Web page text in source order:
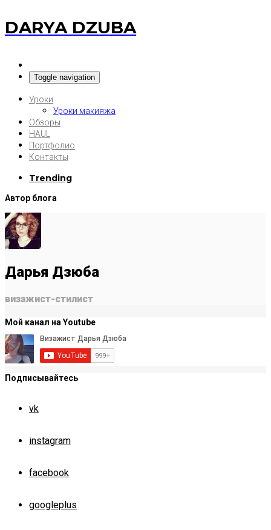
DARYA DZUBA
Toggle navigation
Уроки
Уроки макияжа
Обзоры
HAUL
Портфолио
Контакты
Trending
Автор блога
Дарья Дзюба
визажист-стилист
Мой канал на Youtube
Подписывайтесь
vk
instagram
facebook
googleplus